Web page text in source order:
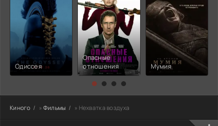
Одиссея
Опасные
отношения
Мумия
Киного » Фильмы » Нехватка воздуха